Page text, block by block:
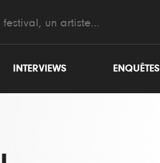
INTERVIEWS ENQUÊTES